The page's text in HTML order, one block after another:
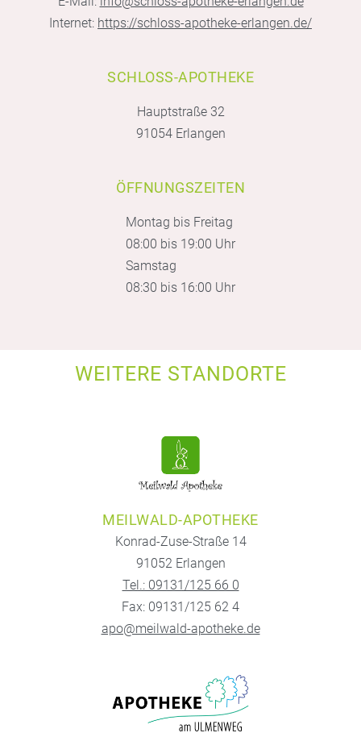
Internet: https://schloss-apotheke-erlangen.de/
SCHLOSS-APOTHEKE
Hauptstraße 32
91054 Erlangen
ÖFFNUNGSZEITEN
Montag bis Freitag
08:00 bis 19:00 Uhr
Samstag
08:30 bis 16:00 Uhr
WEITERE STANDORTE
MEILWALD-APOTHEKE
Konrad-Zuse-Straße 14
91052 Erlangen
Tel.: 09131/125 66 0
Fax: 09131/125 62 4
apo@meilwald-apotheke.de